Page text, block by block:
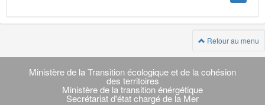
Retour au menu
Navigation
transverse
Ministère de la Transition écologique et de la cohésion
des territoires
Ministère de la transition énérgétique
Secrétariat d'état chargé de la Mer